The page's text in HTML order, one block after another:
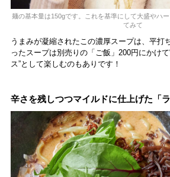
麺の基本量は150gです。これを基準にして大盛やハ
てみて
うまみが凝縮されたこの濃厚スープは、平打
ったスープは別売りの「ご飯」200円にかけ
ス”として楽しむのもありです！
辛さを残しつつマイルドに仕上げた「ラ